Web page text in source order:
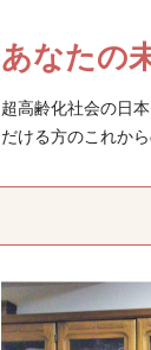
あなたの
超高齢化社会の日
だける方のこれか